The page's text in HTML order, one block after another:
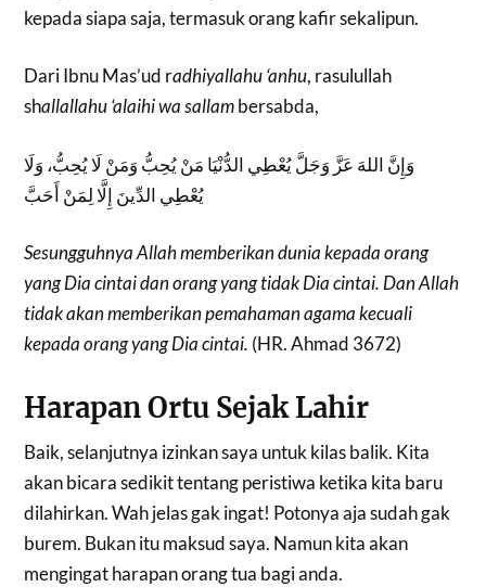
kepada siapa saja, termasuk orang kafir sekalipun.
Dari Ibnu Mas’ud radhiyallahu ‘anhu, rasulullah
shallallahu ‘alaihi wa sallambersabda,
وَإِنَّ اللهَ عَزَّ وَجَلَّ يُعْطِي الدُّنْيَا مَنْ يُحِبُّ وَمَنْ لَا يُحِبُّ، وَلَا
يُعْطِي الدِّينَ إِلَّا لِمَنْ أَحَبَّ
Sesungguhnya Allah memberikan dunia kepada orang
yang Dia cintai dan orang yang tidak Dia cintai. Dan Allah
tidak akan memberikan pemahaman agama kecuali
kepada orang yang Dia cintai. (HR. Ahmad 3672)
Harapan Ortu Sejak Lahir
Baik, selanjutnya izinkan saya untuk kilas balik. Kita
akan bicara sedikit tentang peristiwa ketika kita baru
dilahirkan. Wah jelas gak ingat! Potonya aja sudah gak
burem. Bukan itu maksud saya. Namun kita akan
mengingat harapan orang tua bagi anda.